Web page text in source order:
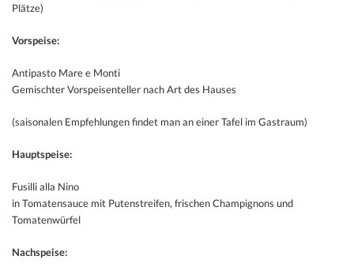
Plätze)
Vorspeise:
Antipasto Mare e Monti
Gemischter Vorspeisenteller nach Art des Hauses
(saisonalen Empfehlungen findet man an einer Tafel im Gastraum)
Hauptspeise:
Fusilli alla Nino
in Tomatensauce mit Putenstreifen, frischen Champignons und
Tomatenwürfel
Nachspeise: